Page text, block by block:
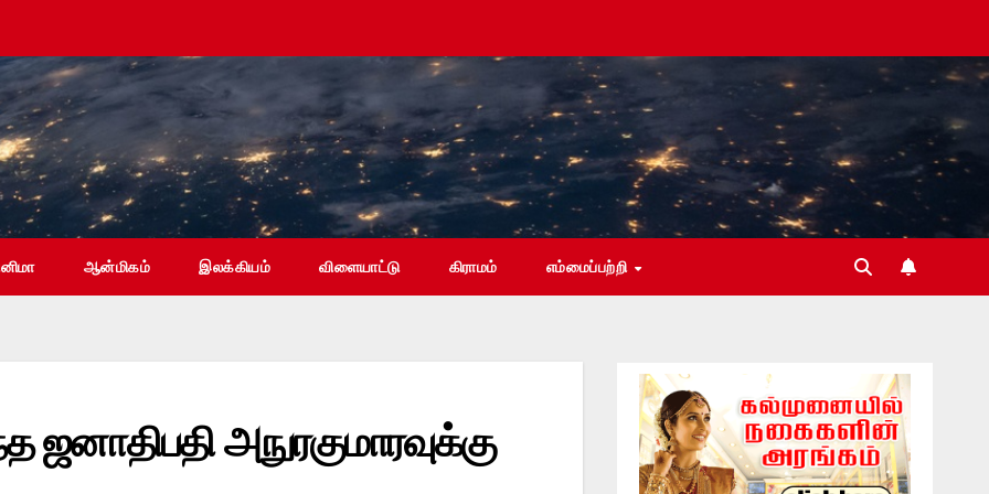
ஆன்மிகம் இலக்கியம் விளையாட்டு கிராமம் எம்மைப்பற்றி
அநுரகுமாரவுக்கு